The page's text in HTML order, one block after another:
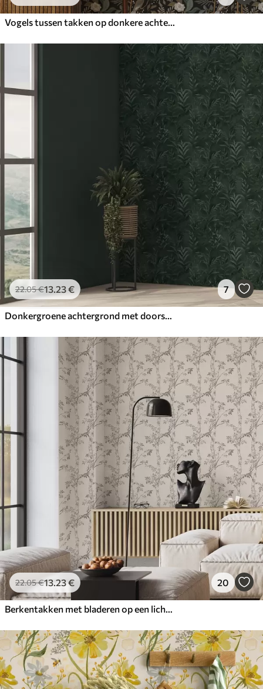
Vogels tussen takken op donkere achtergrond
22.05€13.23€ 7
Donkergroene achtergrond met doorschijnende bladeren
22.05€13.23€ 20
Berkentakken met bladeren op een lichte achtergrond